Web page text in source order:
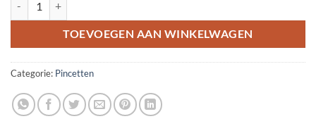
TOEVOEGEN AAN WINKELWAGEN
Categorie: Pincetten